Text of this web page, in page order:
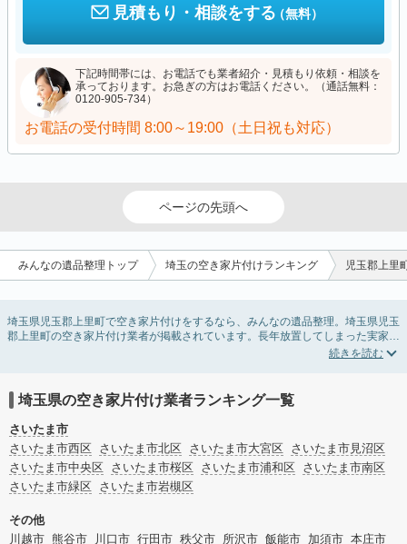
見積もり・相談をする（無料）
下記時間帯には、お電話でも業者紹介・見積もり依頼・相談を
承っております。お急ぎの方はお電話ください。（通話無料：
0120-905-734）
お電話の受付時間 8:00～19:00（土日祝も対応）
ページの先頭へ
みんなの遺品整理トップ 埼玉の空き家片付けランキング 児玉郡上里
埼玉県児玉郡上里町で空き家片付けをするなら、みんなの遺品整理。埼玉県児玉
郡上里町の空き家片付け業者が掲載されています。長年放置してしまった実家の
片付けや、相続したが住む予定のない親の家の不用品の処分・回収・引き取りま
み条件を利用し検索してみましょう。
また家一軒まるごとの掃除方法・空家対策特別措置法の法改正に伴う空き家の片
付けについての情報も豊富です。
埼玉県の空き家片付け業者ランキング一覧
さいたま市
さいたま市西区
さいたま市北区 さいたま市大宮区
さいたま市見沼区
さいたま市中央区
さいたま市桜区 さいたま市浦和区
さいたま市南区
さいたま市緑区
さいたま市岩槻区
その他
川越市 熊谷市 川口市 行田市 秩父市 所沢市 飯能市 加須市 本庄市